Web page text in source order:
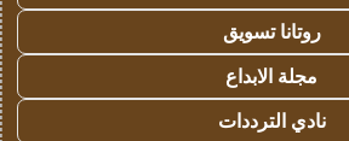
روتانا تسويق
مجلة الابداع
نادي الترددات